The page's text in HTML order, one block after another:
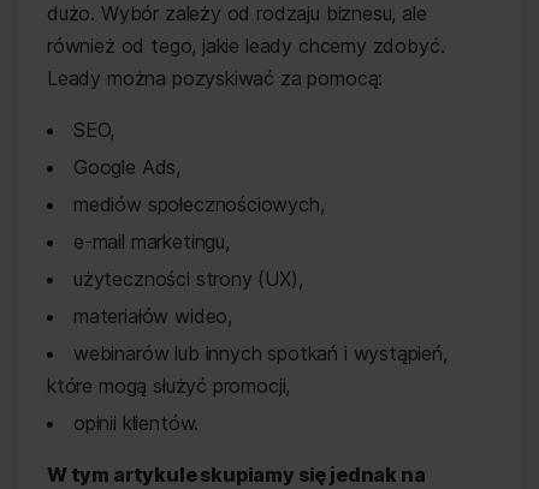
dużo. Wybór zależy od rodzaju biznesu, ale
również od tego, jakie leady chcemy zdobyć.
Leady można pozyskiwać za pomocą:
SEO,
Google Ads,
mediów społecznościowych,
e-mail marketingu,
użyteczności strony (UX),
materiałów wideo,
webinarów lub innych spotkań i wystąpień,
które mogą służyć promocji,
opinii klientów.
W tym artykule skupiamy się jednak na